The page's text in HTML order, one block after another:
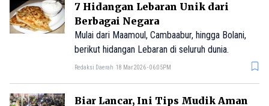
7 Hidangan Lebaran Unik dari
Berbagai Negara
Mulai dari Maamoul, Cambaabur, hingga Bolani,
berikut hidangan Lebaran di seluruh dunia.
Redaksi Daerah 18 Mar 2026 - 06:05PM
Biar Lancar, Ini Tips Mudik Aman